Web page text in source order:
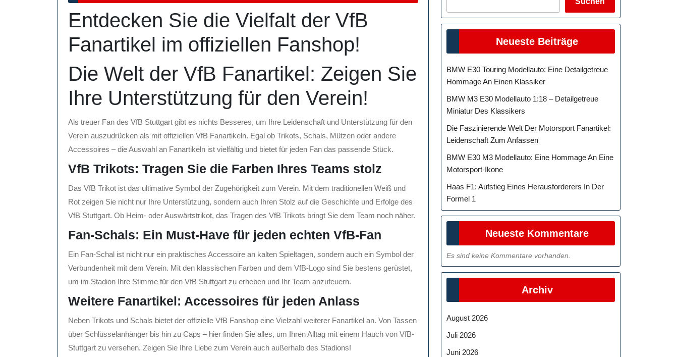
Oktober
2025
Entdecken Sie die Vielfalt der VfB
Fanartikel im offiziellen Fanshop!
Die Welt der VfB Fanartikel: Zeigen Sie
Ihre Unterstützung für den Verein!
Als treuer Fan des VfB Stuttgart gibt es nichts Besseres, um Ihre Leidenschaft und Unterstützung für den
Verein auszudrücken als mit offiziellen VfB Fanartikeln. Egal ob Trikots, Schals, Mützen oder andere
Accessoires – die Auswahl an Fanartikeln ist vielfältig und bietet für jeden Fan das passende Stück.
VfB Trikots: Tragen Sie die Farben Ihres Teams stolz
Das VfB Trikot ist das ultimative Symbol der Zugehörigkeit zum Verein. Mit dem traditionellen Weiß und
Rot zeigen Sie nicht nur Ihre Unterstützung, sondern auch Ihren Stolz auf die Geschichte und Erfolge des
VfB Stuttgart. Ob Heim- oder Auswärtstrikot, das Tragen des VfB Trikots bringt Sie dem Team noch näher.
Fan-Schals: Ein Must-Have für jeden echten VfB-Fan
Ein Fan-Schal ist nicht nur ein praktisches Accessoire an kalten Spieltagen, sondern auch ein Symbol der
Verbundenheit mit dem Verein. Mit den klassischen Farben und dem VfB-Logo sind Sie bestens gerüstet,
um im Stadion Ihre Stimme für den VfB Stuttgart zu erheben und Ihr Team anzufeuern.
Weitere Fanartikel: Accessoires für jeden Anlass
Neben Trikots und Schals bietet der offizielle VfB Fanshop eine Vielzahl weiterer Fanartikel an. Von Tassen
über Schlüsselanhänger bis hin zu Caps – hier finden Sie alles, um Ihren Alltag mit einem Hauch von VfB-
Stuttgart zu versehen. Zeigen Sie Ihre Liebe zum Verein auch außerhalb des Stadions!
Neueste Beiträge
BMW E30 Touring Modellauto: Eine Detailgetreue
Hommage An Einen Klassiker
BMW M3 E30 Modellauto 1:18 – Detailgetreue
Miniatur Des Klassikers
Die Faszinierende Welt Der Motorsport Fanartikel:
Leidenschaft Zum Anfassen
BMW E30 M3 Modellauto: Eine Hommage An Eine
Motorsport-Ikone
Haas F1: Aufstieg Eines Herausforderers In Der
Formel 1
Neueste Kommentare
Es sind keine Kommentare vorhanden.
Archiv
August 2026
Juli 2026
Juni 2026